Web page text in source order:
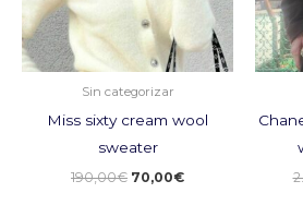
Sin categorizar
Miss sixty cream wool
sweater
190,00€ 70,00€